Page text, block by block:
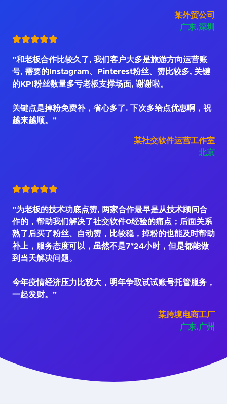
某外贸公司
广东.深圳
"和老板合作比较久了, 我们客户大多是旅游方向运营账
号, 需要的Instagram、Pinterest粉丝、赞比较多, 关键
的KPI粉丝数量多亏老板支撑场面, 谢谢啦。
关键点是掉粉免费补，省心多了. 下次多给点优惠啊，祝
越来越顺。"
某社交软件运营工作室
北京
"为老板的技术功底点赞, 两家合作最早是从技术顾问合
作的，帮助我们解决了社交软件0经验的痛点；后面关系
熟了后买了粉丝、自动赞，比较稳，掉粉的也能及时帮助
补上，服务态度可以，虽然不是7*24小时，但是都能做
到当天解决问题。
今年疫情经济压力比较大，明年争取试试账号托管服务，
一起发财。"
某跨境电商工厂
广东.广州